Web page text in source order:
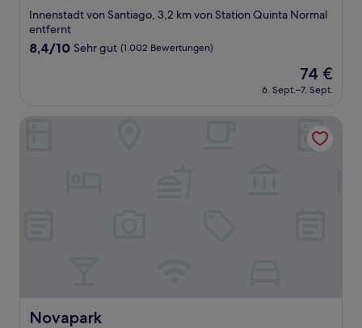
Sterne-
Unterkunft
Innenstadt von Santiago, 3,2 km von Station Quinta Normal
entfernt
8.4
(1.002
8,4/10 Sehr gut (1.002 Bewertungen)
Der
Preis
beträgt
74 €
6. Sept.–7. Sept.
Novapark
Novapark